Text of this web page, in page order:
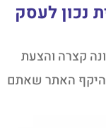
נכון לעסק
קצרה והצעת
האתר שאתם